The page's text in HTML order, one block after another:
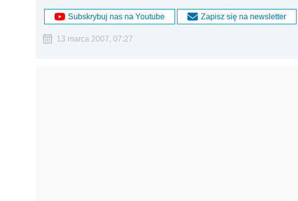
Subskrybuj nas na Youtube Zapisz się na newsletter
13 marca 2007, 07:27